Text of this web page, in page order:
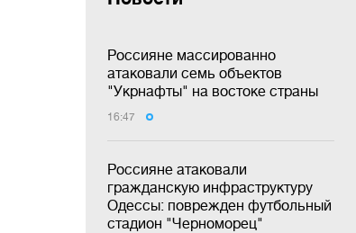
Россияне массированно
атаковали семь объектов
"Укрнафты" на востоке страны
16:47
Россияне атаковали
гражданскую инфраструктуру
Одессы: поврежден футбольный
стадион "Черноморец"